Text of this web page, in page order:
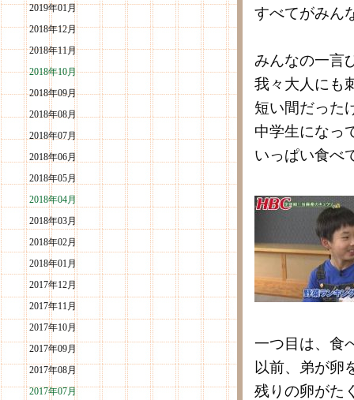
2019年01月
2018年12月
2018年11月
2018年10月
2018年09月
2018年08月
2018年07月
2018年06月
2018年05月
2018年04月
2018年03月
2018年02月
2018年01月
2017年12月
2017年11月
2017年10月
2017年09月
2017年08月
2017年07月
すべてがみん
みんなの一言
我々大人にも
短い間だった
中学生になっ
いっぱい食べ
一つ目は、食
以前、弟が卵
残りの卵がた